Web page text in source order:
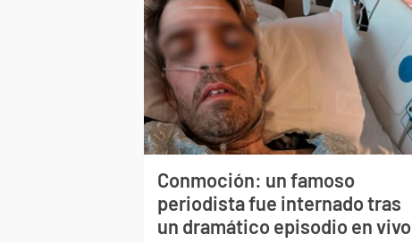
Conmoción: un famoso
periodista fue internado tras
un dramático episodio en vivo